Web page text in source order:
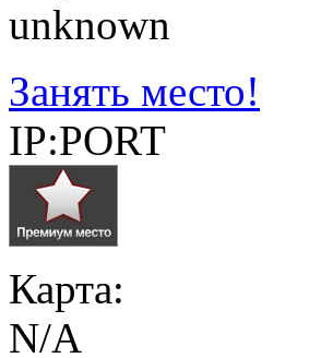
unknown
Занять место!
IP:PORT
Карта:
N/A